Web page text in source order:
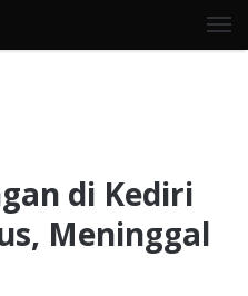
di Kediri
Meninggal